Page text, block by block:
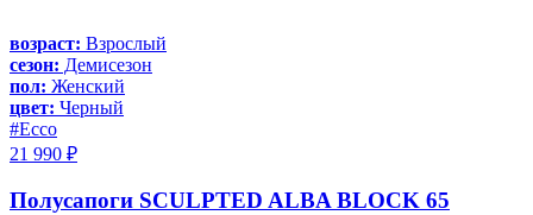
возраст: Взрослый
сезон: Демисезон
пол: Женский
цвет: Черный
#Ecco
21 990 ₽
Полусапоги SCULPTED ALBA BLOCK 65